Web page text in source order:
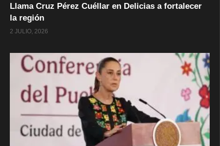
Llama Cruz Pérez Cuéllar en Delicias a fortalecer
la región
2 JULIO, 2026